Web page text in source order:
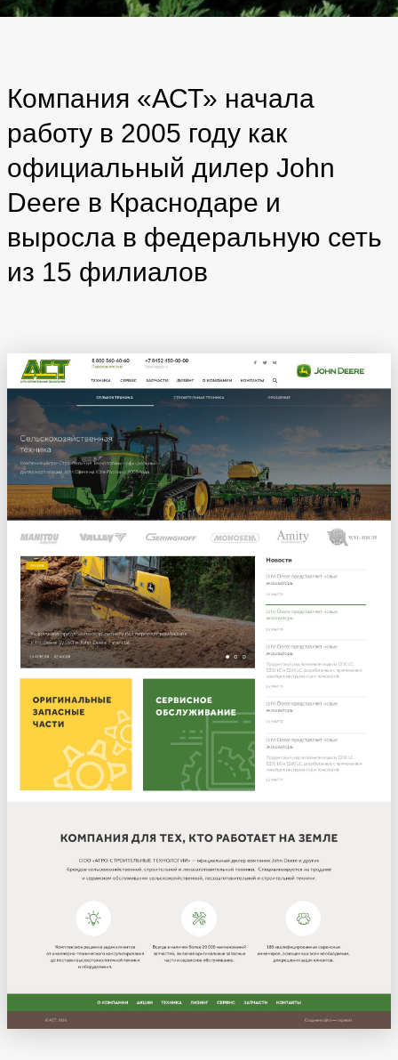
Компания «АСТ» начала
работу в 2005 году как
официальный дилер John
Deere в Краснодаре и
выросла в федеральную сеть
из 15 филиалов